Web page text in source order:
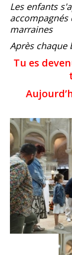
Les enfants
marraines
Après chaque
Tu es